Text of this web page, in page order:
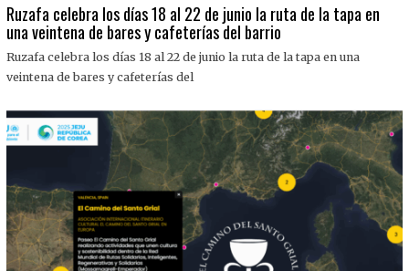
J
U
I
O
0
2
5
Ruzafa celebra los días 18 al 22 de junio la ruta de la tapa en
una veintena de bares y cafeterías del barrio
Ruzafa celebra los días 18 al 22 de junio la ruta de la tapa en una
veintena de bares y cafeterías del